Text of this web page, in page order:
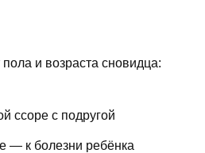
и возраста сновидца:
ссоре с подругой
— к болезни ребёнка